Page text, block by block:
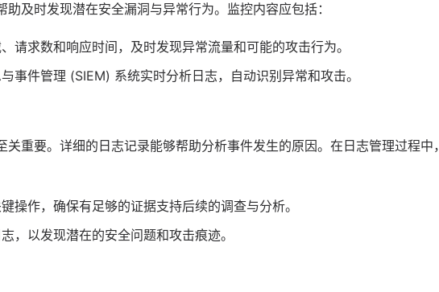
及时发现潜在安全漏洞与异常行为。监控内容应包括：
请求数和响应时间，及时发现异常流量和可能的攻击行为。
事件管理 (SIEM) 系统实时分析日志，自动识别异常和攻击。
重要。详细的日志记录能够帮助分析事件发生的原因。在日志管理过程中，
操作，确保有足够的证据支持后续的调查与分析。
，以发现潜在的安全问题和攻击痕迹。